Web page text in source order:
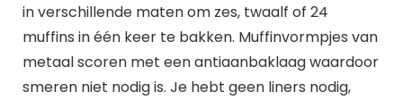
in verschillende maten om zes, twaalf of 24
muffins in één keer te bakken. Muffinvormpjes van
metaal scoren met een antiaanbaklaag waardoor
smeren niet nodig is. Je hebt geen liners nodig,